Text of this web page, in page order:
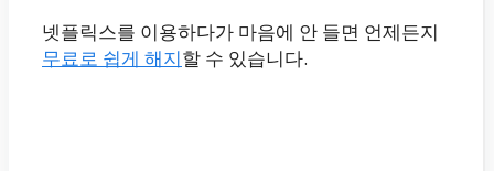
넷플릭스를 이용하다가 마음에 안 들면 언제든지
무료로 쉽게 해지할 수 있습니다.